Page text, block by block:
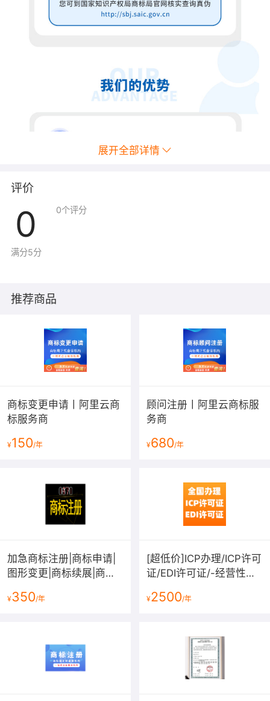
展开全部详情
评价
0
满分5分
0个评分
推荐商品
商标变更申请丨阿里云商
标服务商
¥150/年
顾问注册丨阿里云商标服
务商
¥680/年
加急商标注册|商标申请|
图形变更|商标续展|商标
拿不到受理通知书退款
¥350/年
[超低价]ICP办理/ICP许可
证/EDI许可证/-经营性网
务许可证
¥2500/年